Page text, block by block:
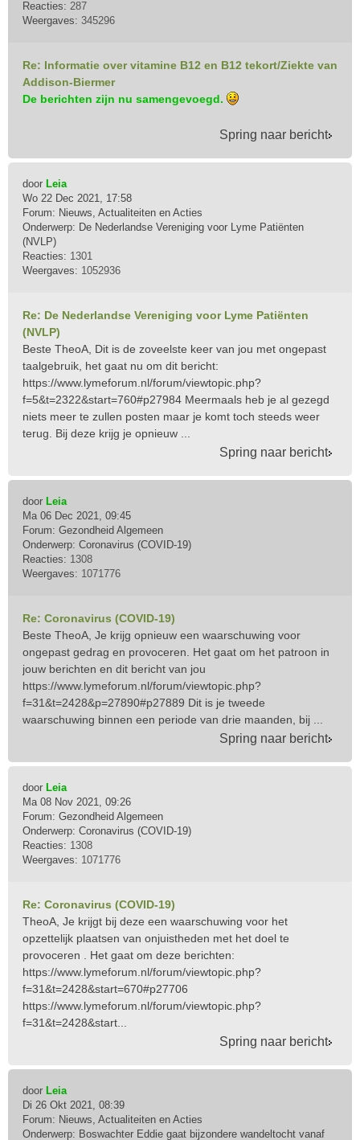
Reacties: 287
Weergaves: 345296
Re: Informatie over vitamine B12 en B12 tekort/Ziekte van
Addison-Biermer
De berichten zijn nu samengevoegd.
Spring naar bericht
door Leia
Wo 22 Dec 2021, 17:58
Forum: Nieuws, Actualiteiten en Acties
Onderwerp: De Nederlandse Vereniging voor Lyme Patiënten
(NVLP)
Reacties: 1301
Weergaves: 1052936
Re: De Nederlandse Vereniging voor Lyme Patiënten
(NVLP)
Beste TheoA, Dit is de zoveelste keer van jou met ongepast
taalgebruik, het gaat nu om dit bericht:
https://www.lymeforum.nl/forum/viewtopic.php?
f=5&t=2322&start=760#p27984 Meermaals heb je al gezegd
niets meer te zullen posten maar je komt toch steeds weer
terug. Bij deze krijg je opnieuw ...
Spring naar bericht
door Leia
Ma 06 Dec 2021, 09:45
Forum: Gezondheid Algemeen
Onderwerp: Coronavirus (COVID-19)
Reacties: 1308
Weergaves: 1071776
Re: Coronavirus (COVID-19)
Beste TheoA, Je krijg opnieuw een waarschuwing voor
ongepast gedrag en provoceren. Het gaat om het patroon in
jouw berichten en dit bericht van jou
https://www.lymeforum.nl/forum/viewtopic.php?
f=31&t=2428&p=27890#p27889 Dit is je tweede
waarschuwing binnen een periode van drie maanden, bij ...
Spring naar bericht
door Leia
Ma 08 Nov 2021, 09:26
Forum: Gezondheid Algemeen
Onderwerp: Coronavirus (COVID-19)
Reacties: 1308
Weergaves: 1071776
Re: Coronavirus (COVID-19)
TheoA, Je krijgt bij deze een waarschuwing voor het
opzettelijk plaatsen van onjuistheden met het doel te
provoceren . Het gaat om deze berichten:
https://www.lymeforum.nl/forum/viewtopic.php?
f=31&t=2428&start=670#p27706
https://www.lymeforum.nl/forum/viewtopic.php?
f=31&t=2428&start...
Spring naar bericht
door Leia
Di 26 Okt 2021, 08:39
Forum: Nieuws, Actualiteiten en Acties
Onderwerp: Boswachter Eddie gaat bijzondere wandeltocht vanaf